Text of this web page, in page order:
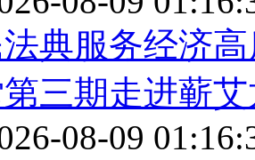
法典服务经济
三期走进蕲
08-09